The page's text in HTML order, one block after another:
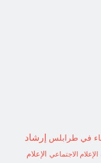
في طرابلس إرشاد
الإعلام الاجتماعي
الإعلام